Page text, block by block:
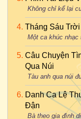
Không chỉ kể lại
Tháng Sáu
Một ca khúc
Câu Chuyện
Qua Núi
Tàu anh qua núi
Danh Ca Lệ
Đận
Bà theo gia đình